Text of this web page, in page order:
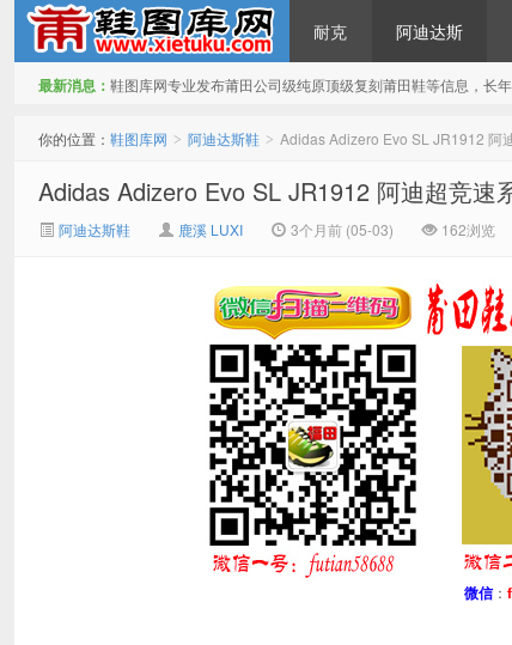
耐克 阿迪达斯
最新消息： 鞋图库网专业发布莆田公司级纯原顶级复刻莆田鞋等信息，长
你的位置： 鞋图库网 > 阿迪达斯鞋 > Adidas Adizero Evo SL JR1912 阿
Adidas Adizero Evo SL JR1912 阿迪超竞速
阿迪达斯鞋 鹿溪 LUXI 3个月前 (05-03) 162浏览
微信：